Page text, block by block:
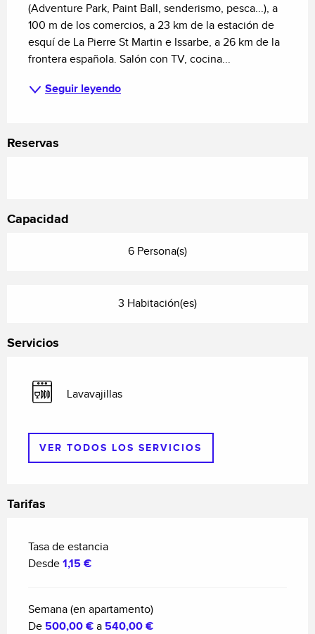
(Adventure Park, Paint Ball, senderismo, pesca...), a
100 m de los comercios, a 23 km de la estación de
esquí de La Pierre St Martin e Issarbe, a 26 km de la
frontera española. Salón con TV, cocina...
Seguir leyendo
Reservas
Capacidad
6 Persona(s)
3 Habitación(es)
Servicios
Lavavajillas
VER TODOS LOS SERVICIOS
Tarifas
Tasa de estancia
Desde 1,15 €
Semana (en apartamento)
De 500,00 € a 540,00 €